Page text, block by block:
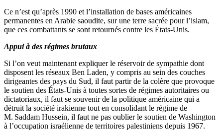
Ce n’est qu’après 1990 et l’installation de bases américaines
permanentes en Arabie saoudite, sur une terre sacrée pour l’islam,
que ces combattants se sont retournés contre les États-Unis.
Appui à des régimes brutaux
Si l’on veut maintenant expliquer le réservoir de sympathie dont
disposent les réseaux Ben Laden, y compris au sein des couches
dirigeantes des pays du Sud, il faut partir de la colère que provoque
le soutien des États-Unis à toutes sortes de régimes autoritaires ou
dictatoriaux, il faut se souvenir de la politique américaine qui a
détruit la société irakienne tout en consolidant le régime de
M. Saddam Hussein, il faut ne pas oublier le soutien de Washington
à l’occupation israélienne de territoires palestiniens depuis 1967.